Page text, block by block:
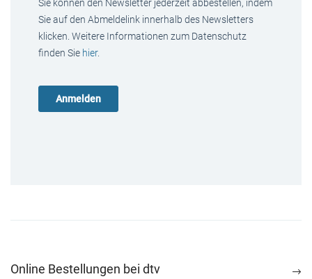
Sie können den Newsletter jederzeit abbestellen, indem
Sie auf den Abmeldelink innerhalb des Newsletters
klicken. Weitere Informationen zum Datenschutz
finden Sie hier.
Online Bestellungen bei dtv